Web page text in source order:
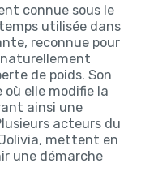
connue sous le
utilisée dans
reconnue pour
de poids. Son
elle modifie la
ainsi une
acteurs du
mettent en
une démarche